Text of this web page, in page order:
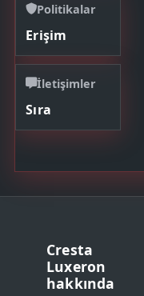
Politikalar
Erişim
İletişimler
Sıra
Cresta
Luxeron
hakkında